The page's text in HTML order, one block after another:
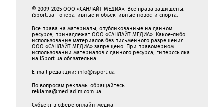
© 2009-2025 ООО «САНЛАЙТ МЕДИА». Все права защищены.
iSport.ua - оперативные и объективные новости спорта.
Все права на материалы, опубликованные на данном
ресурсе, принадлежат ООО «САНЛАЙТ МЕДИА». Какое-либо
использование материалов без письменного разрешения
ООО «САНЛАЙТ МЕДИА» запрещено. При правомерном
использовании материалов с данного ресурса, гиперссылка
на iSport.ua обязательна.
E-mail редакции: info@isport.ua
По вопросам рекламы обращайтесь:
reklama@mediadim.com.ua
Субъект в сфере онлайн-медиа